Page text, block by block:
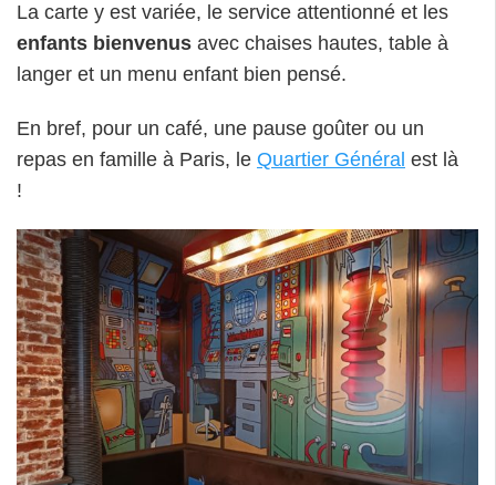
La carte y est variée, le service attentionné et les
enfants bienvenus avec chaises hautes, table à
langer et un menu enfant bien pensé.
En bref, pour un café, une pause goûter ou un
repas en famille à Paris, le Quartier Général est là
!